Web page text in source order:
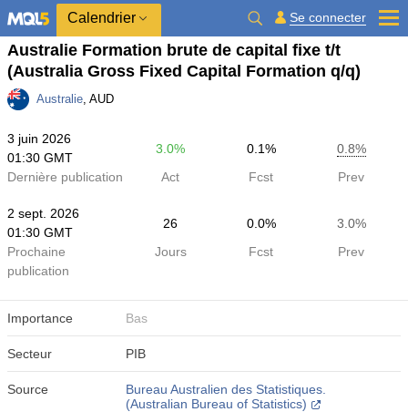
Calendrier Se connecter
Australie Formation brute de capital fixe t/t
(Australia Gross Fixed Capital Formation q/q)
Australie, AUD
3 juin 2026
01:30 GMT
3.0% 0.1%
0.8%
Dernière publication
Act Fcst Prev
2 sept. 2026
01:30 GMT
26 0.0%
3.0%
Prochaine
publication
Jours Fcst Prev
Importance Bas
Secteur PIB
Source
Bureau Australien des Statistiques.
(Australian Bureau of Statistics)